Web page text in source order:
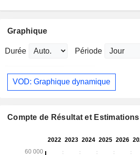
Graphique
Durée Période
VOD: Graphique dynamique
Compte de Résultat et Estimations